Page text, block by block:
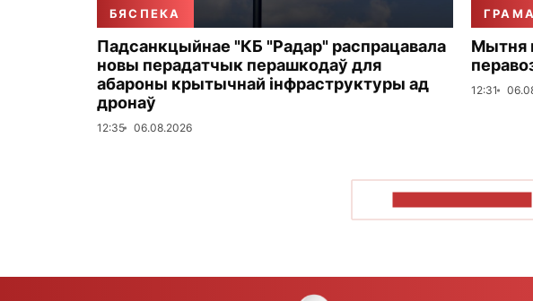
БЯСПЕКА
Падсанкцыйнае "КБ "Радар" распрацавала
новы перадатчык перашкодаў для
абароны крытычнай інфраструктуры ад
дронаў
12:35 06.08.2026
Мытня
12:31